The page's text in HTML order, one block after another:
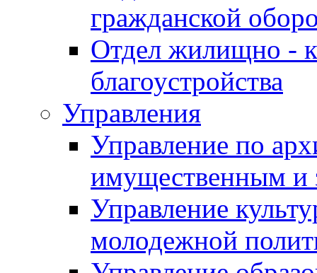
гражданской
Отдел жилищно -
благоустройства
Управления
Управление по
имущественным и
Управление
молодежной